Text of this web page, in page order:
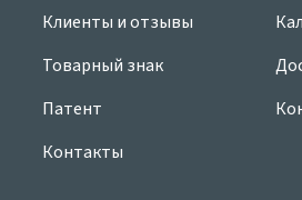
Клиенты и отзывы
Товарный знак
Патент
Контакты